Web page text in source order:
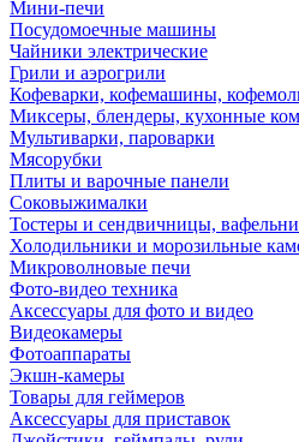
Мини-печи
Посудомоечные машины
Чайники электрические
Грили и аэрогрили
Кофеварки, кофемашины,
Миксеры, блендеры, кухонные
Мультиварки, пароварки
Мясорубки
Плиты и варочные панели
Соковыжималки
Тостеры и сендвичницы,
Холодильники и морозильные
Микроволновые печи
Фото-видео техника
Аксессуары для фото и видео
Видеокамеры
Фотоаппараты
Экшн-камеры
Товары для геймеров
Аксессуары для приставок